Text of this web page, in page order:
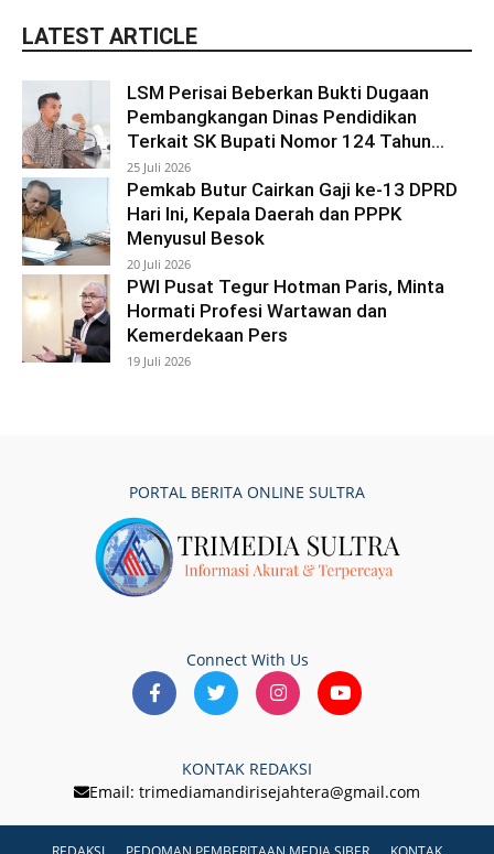
LATEST ARTICLE
LSM Perisai Beberkan Bukti Dugaan
Pembangkangan Dinas Pendidikan
Terkait SK Bupati Nomor 124 Tahun...
25 Juli 2026
Pemkab Butur Cairkan Gaji ke-13 DPRD
Hari Ini, Kepala Daerah dan PPPK
Menyusul Besok
20 Juli 2026
PWI Pusat Tegur Hotman Paris, Minta
Hormati Profesi Wartawan dan
Kemerdekaan Pers
19 Juli 2026
PORTAL BERITA ONLINE SULTRA
Connect With Us
KONTAK REDAKSI
Email: trimediamandirisejahtera@gmail.com